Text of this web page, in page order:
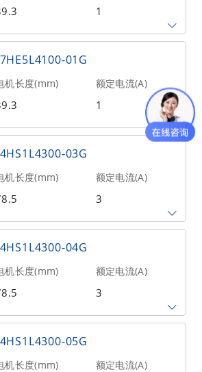
1
子惯量(g•cm²) 重量(kg)
01G
机长度(mm) 额定电流(A)
1
子惯量(g•cm²) 重量(kg)
03G
机长度(mm) 额定电流(A)
3
子惯量(g•cm²) 重量(kg)
04G
机长度(mm) 额定电流(A)
3
子惯量(g•cm²) 重量(kg)
05G
机长度(mm) 额定电流(A)